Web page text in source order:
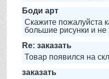
Боди арт
Скажите пожалуйста
большие рисунки и не
Re: заказать
Товар появился на
заказать